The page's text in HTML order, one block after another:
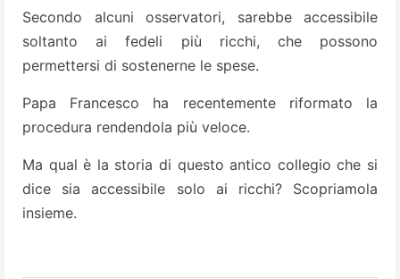
Secondo alcuni osservatori, sarebbe accessibile
soltanto ai fedeli più ricchi, che possono
permettersi di sostenerne le spese.
Papa Francesco ha recentemente riformato la
procedura rendendola più veloce.
Ma qual è la storia di questo antico collegio che si
dice sia accessibile solo ai ricchi? Scopriamola
insieme.